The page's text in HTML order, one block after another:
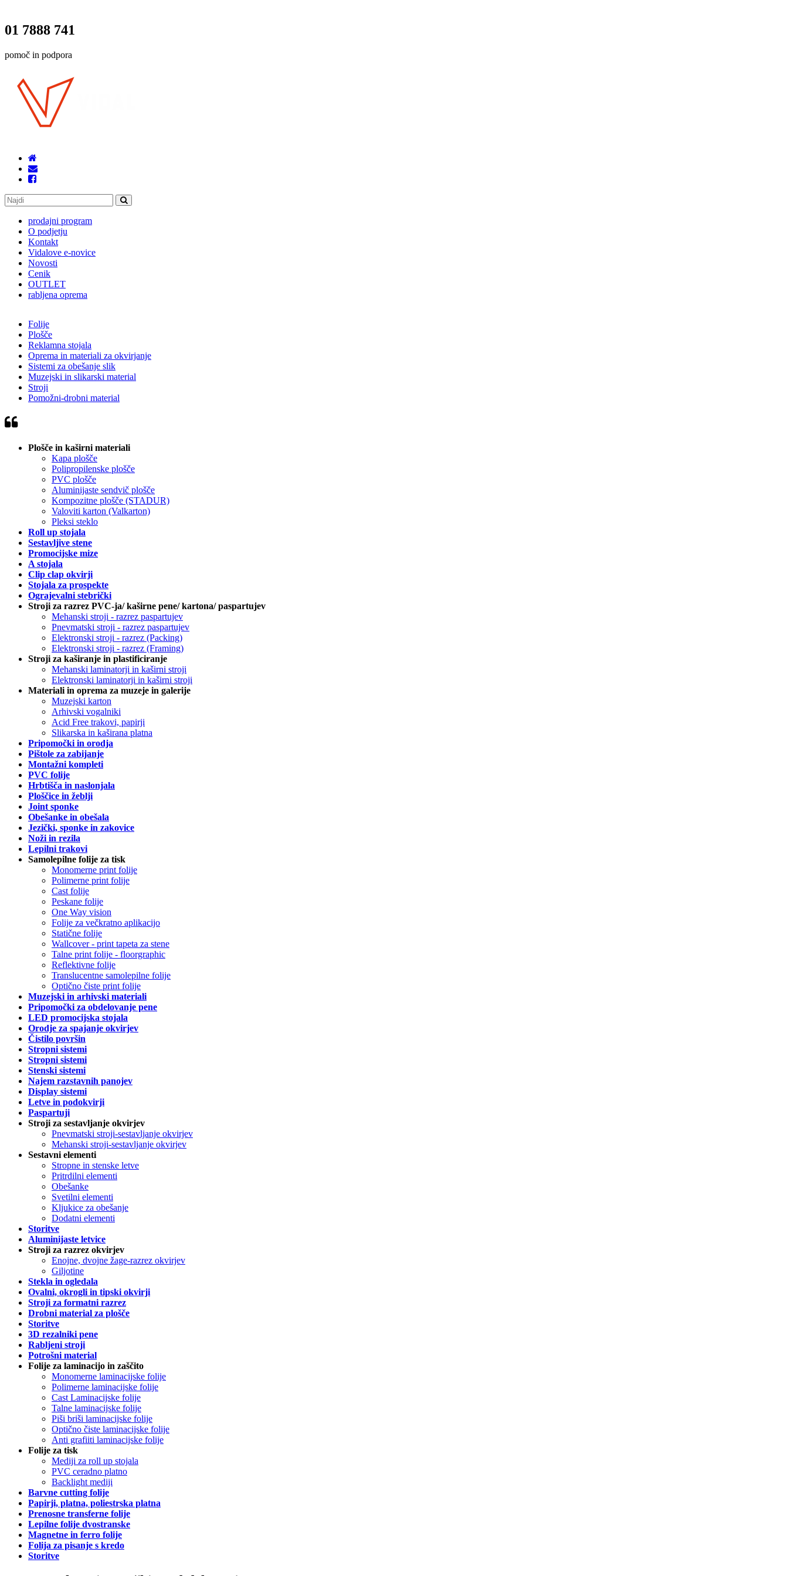
01 7888 741
pomoč in podpora
prodajni program
O podjetju
Kontakt
Vidalove e-novice
Novosti
Cenik
OUTLET
rabljena oprema
Folije
Plošče
Reklamna stojala
Oprema in materiali za okvirjanje
Sistemi za obešanje slik
Muzejski in slikarski material
Stroji
Pomožni-drobni material
Plošče in kaširni materiali
Kapa plošče
Polipropilenske plošče
PVC plošče
Aluminijaste sendvič plošče
Kompozitne plošče (STADUR)
Valoviti karton (Valkarton)
Pleksi steklo
Roll up stojala
Sestavljive stene
Promocijske mize
A stojala
Clip clap okvirji
Stojala za prospekte
Ograjevalni stebrički
Stroji za razrez PVC-ja/ kaširne pene/ kartona/ paspartujev
Mehanski stroji - razrez paspartujev
Pnevmatski stroji - razrez paspartujev
Elektronski stroji - razrez (Packing)
Elektronski stroji - razrez (Framing)
Stroji za kaširanje in plastificiranje
Mehanski laminatorji in kaširni stroji
Elektronski laminatorji in kaširni stroji
Materiali in oprema za muzeje in galerije
Muzejski karton
Arhivski vogalniki
Acid Free trakovi, papirji
Slikarska in kaširana platna
Pripomočki in orodja
Pištole za zabijanje
Montažni kompleti
PVC folije
Hrbtišča in naslonjala
Ploščice in žeblji
Joint sponke
Obešanke in obešala
Jezički, sponke in zakovice
Noži in rezila
Lepilni trakovi
Samolepilne folije za tisk
Monomerne print folije
Polimerne print folije
Cast folije
Peskane folije
One Way vision
Folije za večkratno aplikacijo
Statične folije
Wallcover - print tapeta za stene
Talne print folije - floorgraphic
Reflektivne folije
Translucentne samolepilne folije
Optično čiste print folije
Muzejski in arhivski materiali
Pripomočki za obdelovanje pene
LED promocijska stojala
Orodje za spajanje okvirjev
Čistilo površin
Stropni sistemi
Stropni sistemi
Stenski sistemi
Najem razstavnih panojev
Display sistemi
Letve in podokvirji
Paspartuji
Stroji za sestavljanje okvirjev
Pnevmatski stroji-sestavljanje okvirjev
Mehanski stroji-sestavljanje okvirjev
Sestavni elementi
Stropne in stenske letve
Pritrdilni elementi
Obešanke
Svetilni elementi
Kljukice za obešanje
Dodatni elementi
Storitve
Aluminijaste letvice
Stroji za razrez okvirjev
Enojne, dvojne žage-razrez okvirjev
Giljotine
Stekla in ogledala
Ovalni, okrogli in tipski okvirji
Stroji za formatni razrez
Drobni material za plošče
Storitve
3D rezalniki pene
Rabljeni stroji
Potrošni material
Folije za laminacijo in zaščito
Monomerne laminacijske folije
Polimerne laminacijske folije
Cast Laminacijske folije
Talne laminacijske folije
Piši briši laminacijske folije
Optično čiste laminacijske folije
Anti grafiiti laminacijske folije
Folije za tisk
Mediji za roll up stojala
PVC ceradno platno
Backlight mediji
Barvne cutting folije
Papirji, platna, poliestrska platna
Prenosne transferne folije
Lepilne folije dvostranske
Magnetne in ferro folije
Folija za pisanje s kredo
Storitve